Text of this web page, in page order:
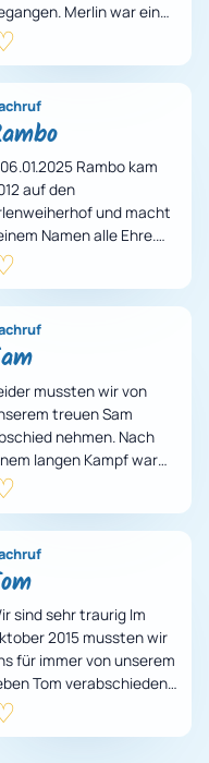
Merlin war ein
Teil unserer
Auf
haben vie…
Rambo kam
auf den
und macht
Namen alle Ehre.
hat er seine
Vergangenheit
und sich gu…
mussten wir von
treuen Sam
nehmen. Nach
langen Kampf war
letzte Dienst, den wir
noch erweisen
ihn von s…
sind sehr traurig Im
2015 mussten wir
für immer von unserem
Tom verabschieden.
hat viele unserer
über Jahre als tre…